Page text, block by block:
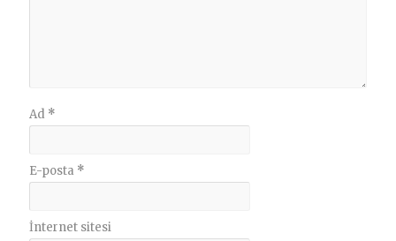
Ad *
E-posta *
İnternet sitesi